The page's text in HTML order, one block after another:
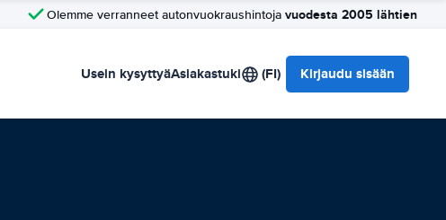
Olemme verranneet autonvuokraushintoja vuodesta 2005 lähtien
Usein kysyttyäAsiakastuki (FI) Kirjaudu sisään